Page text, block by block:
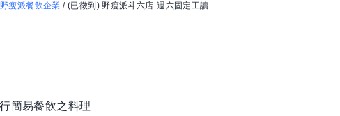
野瘦派餐飲企業 /(已徵到) 野瘦派斗六店-週六固定工讀
簡易餐飲之料理